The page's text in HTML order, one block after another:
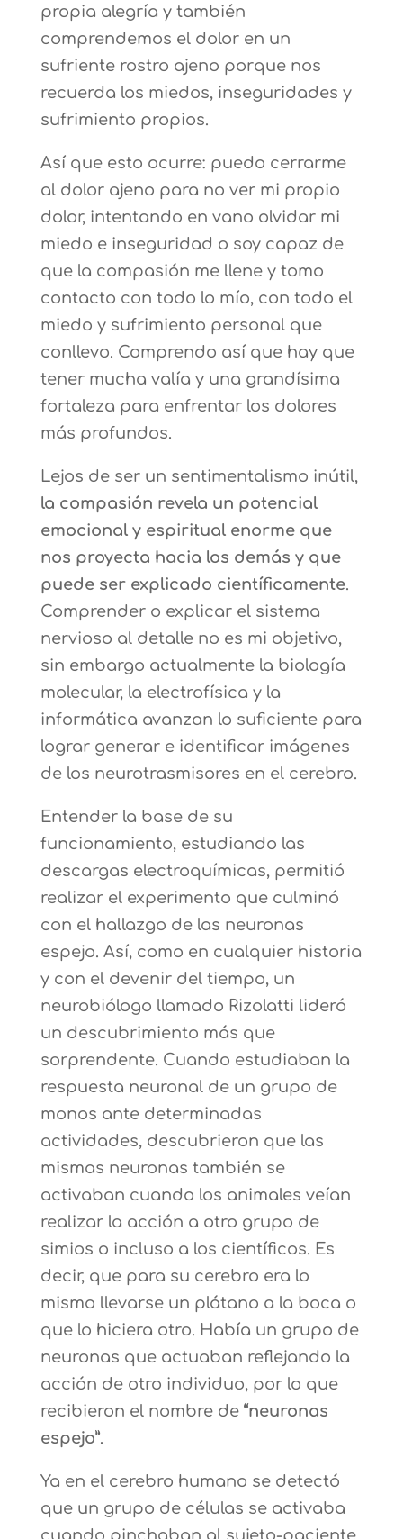
propia alegría y también
comprendemos el dolor en un
sufriente rostro ajeno porque nos
recuerda los miedos, inseguridades y
sufrimiento propios.
Así que esto ocurre: puedo cerrarme
al dolor ajeno para no ver mi propio
dolor, intentando en vano olvidar mi
miedo e inseguridad o soy capaz de
que la compasión me llene y tomo
contacto con todo lo mío, con todo el
miedo y sufrimiento personal que
conllevo. Comprendo así que hay que
tener mucha valía y una grandísima
fortaleza para enfrentar los dolores
más profundos.
Lejos de ser un sentimentalismo inútil,
la compasión revela un potencial
emocional y espiritual enorme que
nos proyecta hacia los demás y que
puede ser explicado científicamente.
Comprender o explicar el sistema
nervioso al detalle no es mi objetivo,
sin embargo actualmente la biología
molecular, la electrofísica y la
informática avanzan lo suficiente para
lograr generar e identificar imágenes
de los neurotrasmisores en el cerebro.
Entender la base de su
funcionamiento, estudiando las
descargas electroquímicas, permitió
realizar el experimento que culminó
con el hallazgo de las neuronas
espejo. Así, como en cualquier historia
y con el devenir del tiempo, un
neurobiólogo llamado Rizolatti lideró
un descubrimiento más que
sorprendente. Cuando estudiaban la
respuesta neuronal de un grupo de
monos ante determinadas
actividades, descubrieron que las
mismas neuronas también se
activaban cuando los animales veían
realizar la acción a otro grupo de
simios o incluso a los científicos. Es
decir, que para su cerebro era lo
mismo llevarse un plátano a la boca o
que lo hiciera otro. Había un grupo de
neuronas que actuaban reflejando la
acción de otro individuo, por lo que
recibieron el nombre de “neuronas
espejo”.
Ya en el cerebro humano se detectó
que un grupo de células se activaba